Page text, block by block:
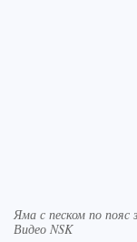
Яма с песком по пояс
Видео NSK